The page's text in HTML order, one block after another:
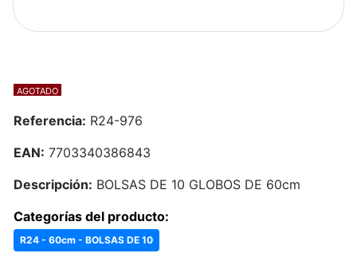
AGOTADO
Referencia: R24-976
EAN: 7703340386843
Descripción: BOLSAS DE 10 GLOBOS DE 60cm
Categorías del producto:
R24 - 60cm - BOLSAS DE 10